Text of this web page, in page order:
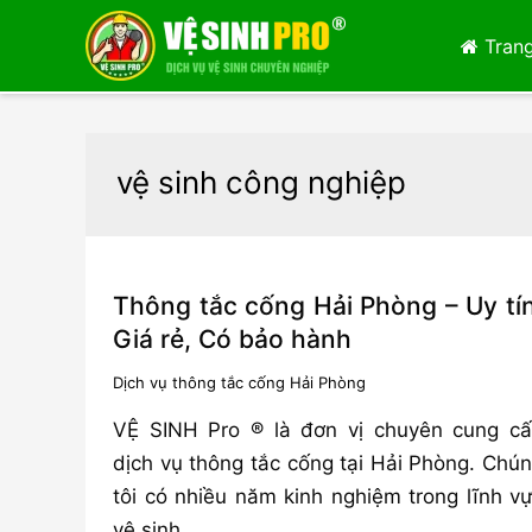
vệ sinh công nghiệp
Thông tắc cống Hải Phòng – Uy
Giá rẻ, Có bảo hành
Dịch vụ thông tắc cống Hải Phòng
VỆ SINH Pro ® là đơn vị chuyên cung
dịch vụ thông tắc cống tại Hải Phòng.
tôi có nhiều năm kinh nghiệm trong lĩnh